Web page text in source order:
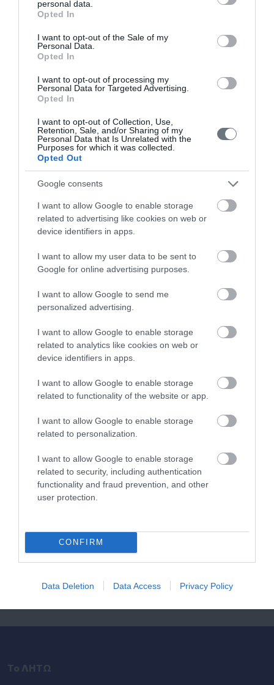
grant or deny consent to Google and its third-party tags to
use your data for below specified purposes in below Google
consent section.
personal data.
Opted In
I want to opt-out of the Sale of my
Personal Data.
Opted In
I want to opt-out of processing my
Personal Data for Targeted Advertising.
Opted In
I want to opt-out of Collection, Use,
Retention, Sale, and/or Sharing of my
Personal Data that Is Unrelated with the
Purposes for which it was collected.
Opted Out
Google consents
I want to allow Google to enable storage
related to advertising like cookies on web or
device identifiers in apps.
I want to allow my user data to be sent to
Google for online advertising purposes.
I want to allow Google to send me
personalized advertising.
I want to allow Google to enable storage
related to analytics like cookies on web or
device identifiers in apps.
I want to allow Google to enable storage
related to functionality of the website or app.
I want to allow Google to enable storage
related to personalization.
I want to allow Google to enable storage
related to security, including authentication
functionality and fraud prevention, and other
user protection.
CONFIRM
Data Deletion Data Access Privacy Policy
Λειτουργία
Τρίτη 18:00 - 20:00
Πέμπτη 09:00 - 12:00
Ιατροί
Ημερολόγιο
Εγκυμοσύνης
Δείτε τι συμβαίνει στο σώμα και στο
μωρό σας σε κάθε στιγμή της
εγκυμοσύνης.
Κύησης
σας & των γόνιμων ημερών.
Ιατρού
Αναζητήστε με όνομα ή ειδικότητα.
Το ΛΗΤΩ